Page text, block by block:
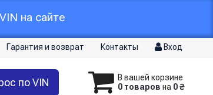
на сайте
Гарантия и возврат Контакты Вход
В вашей корзине
0 товаров на 0 ₴
по VIN